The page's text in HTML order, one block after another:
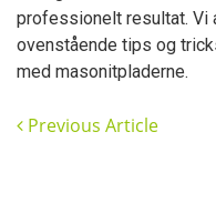
professionelt resultat. Vi
ovenstående tips og
med masonitpladerne.
Previous Article